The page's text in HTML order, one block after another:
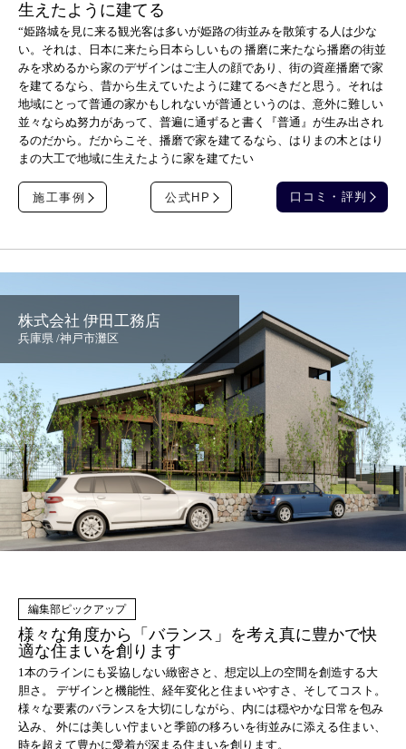
生えたように建てる
“姫路城を見に来る観光客は多いが姫路の街並みを散策する人は少な
い。それは、日本に来たら日本らしいもの 播磨に来たなら播磨の街並
みを求めるから家のデザインはご主人の顔であり、街の資産播磨で家
を建てるなら、昔から生えていたように建てるべきだと思う。それは
地域にとって普通の家かもしれないが普通というのは、意外に難しい
並々ならぬ努力があって、普遍に通ずると書く『普通』が生み出され
るのだから。だからこそ、播磨で家を建てるなら、はりまの木とはり
まの大工で地域に生えたように家を建てたい
施工事例 公式HP 口コミ・評判
株式会社 伊田工務店
兵庫県 /神戸市灘区
様々な角度から「バランス」を考え真に豊かで快
適な住まいを創ります
1本のラインにも妥協しない緻密さと、想定以上の空間を創造する大
胆さ。 デザインと機能性、経年変化と住まいやすさ、そしてコスト。
様々な要素のバランスを大切にしながら、内には穏やかな日常を包み
込み、 外には美しい佇まいと季節の移ろいを街並みに添える住まい、
時を超えて豊かに愛着が深まる住まいを創ります。